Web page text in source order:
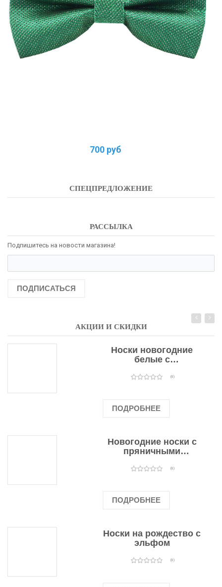
700 руб
СПЕЦПРЕДЛОЖЕНИЕ
РАССЫЛКА
Подпишитесь на новости магазина!
ПОДПИСАТЬСЯ
АКЦИИ И СКИДКИ
Носки новогодние
белые с
оленями(0)
ПОДРОБНЕЕ
Новогодние носки с
пряничными
(0)
ПОДРОБНЕЕ
Носки на рождество с
эльфом
(0)